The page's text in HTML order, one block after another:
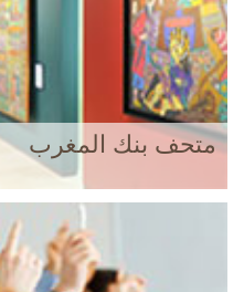
متحف بنك المغرب